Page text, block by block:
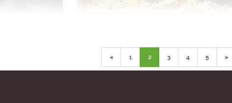
« 1 2 3 4 5 »